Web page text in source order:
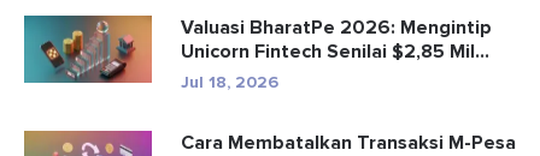
Valuasi BharatPe 2026: Mengintip
Unicorn Fintech Senilai $2,85 Mil...
Jul 18, 2026
Cara Membatalkan Transaksi M-Pesa